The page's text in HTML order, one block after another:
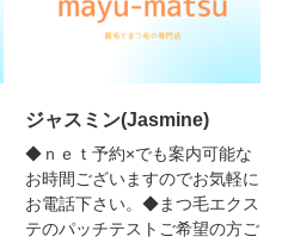
ジャスミン(Jasmine)
◆ｎｅｔ予約×でも案内可能な
お時間ございますのでお気軽に
お電話下さい。◆まつ毛エクス
テのパッチテストご希望の方ご